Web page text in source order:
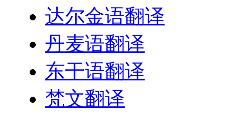
达尔金语翻译
丹麦语翻译
东干语翻译
梵文翻译